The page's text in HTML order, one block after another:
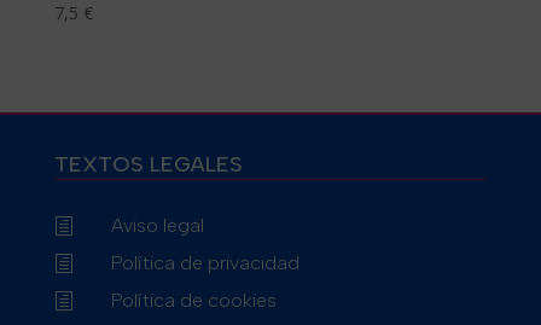
7,5 €
TEXTOS LEGALES
h Aviso legal
h Política de privacidad
h Política de cookies